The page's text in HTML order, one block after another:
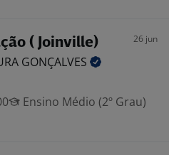
( Joinville) 26 jun
GONÇALVES
Ensino Médio (2º Grau)